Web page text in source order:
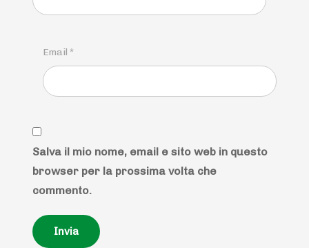
Email *
Salva il mio nome, email e sito web in questo
browser per la prossima volta che
commento.